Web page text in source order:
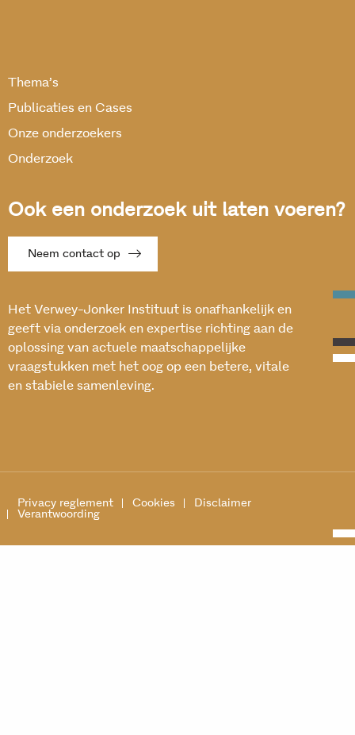
Thema’s
Publicaties en Cases
Onze onderzoekers
Onderzoek
Ook een onderzoek uit laten voeren?
Neem contact op
Het Verwey-Jonker Instituut is onafhankelijk en
geeft via onderzoek en expertise richting aan de
oplossing van actuele maatschappelijke
vraagstukken met het oog op een betere, vitale
en stabiele samenleving.
Privacy reglement Cookies
Disclaimer
Verantwoording